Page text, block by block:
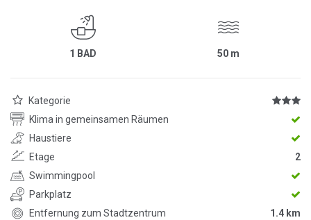
1 BAD 50 m
Kategorie
Klima in gemeinsamen Räumen
Haustiere
Etage
2
Swimmingpool
Parkplatz
Entfernung zum Stadtzentrum
1.4 km